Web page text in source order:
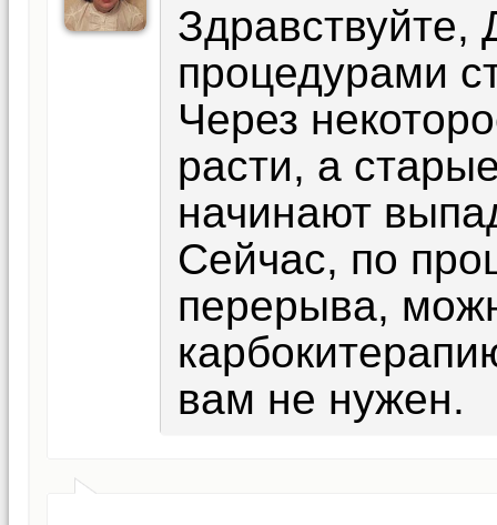
процедурами
Через
расти, а
начинают
Сейчас, по
перерыва,
вам не нужен.